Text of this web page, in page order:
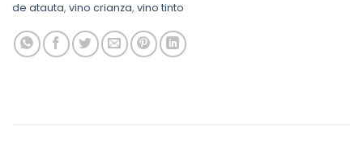
de atauta, vino crianza, vino tinto